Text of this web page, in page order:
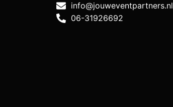
info@jouweventpartners.nl
06-31926692